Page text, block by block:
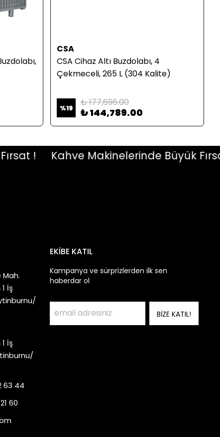
CSA
CSA Cihaz Altı Buzdolabı, 4
Çekmeceli, 265 L (304 Kalite)
%19 ₺ 177,696.00
₺ 144,789.00
! Kahve Makinelerinde Büyük Fırsat !
İş
İş
63 44
60
EKİBE KATIL
Kampanya ve sürprizlerden ilk sen
haberdar ol
BİZE KATIL!